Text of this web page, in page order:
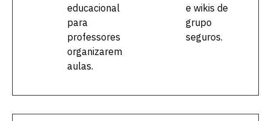
educacional
para
professores
organizarem
aulas.
e wikis de
grupo
seguros.